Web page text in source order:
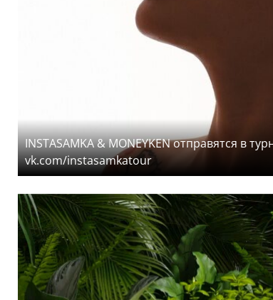
INSTASAMKA & MONEYKEN отправятся в
vk.com/instasamkatour